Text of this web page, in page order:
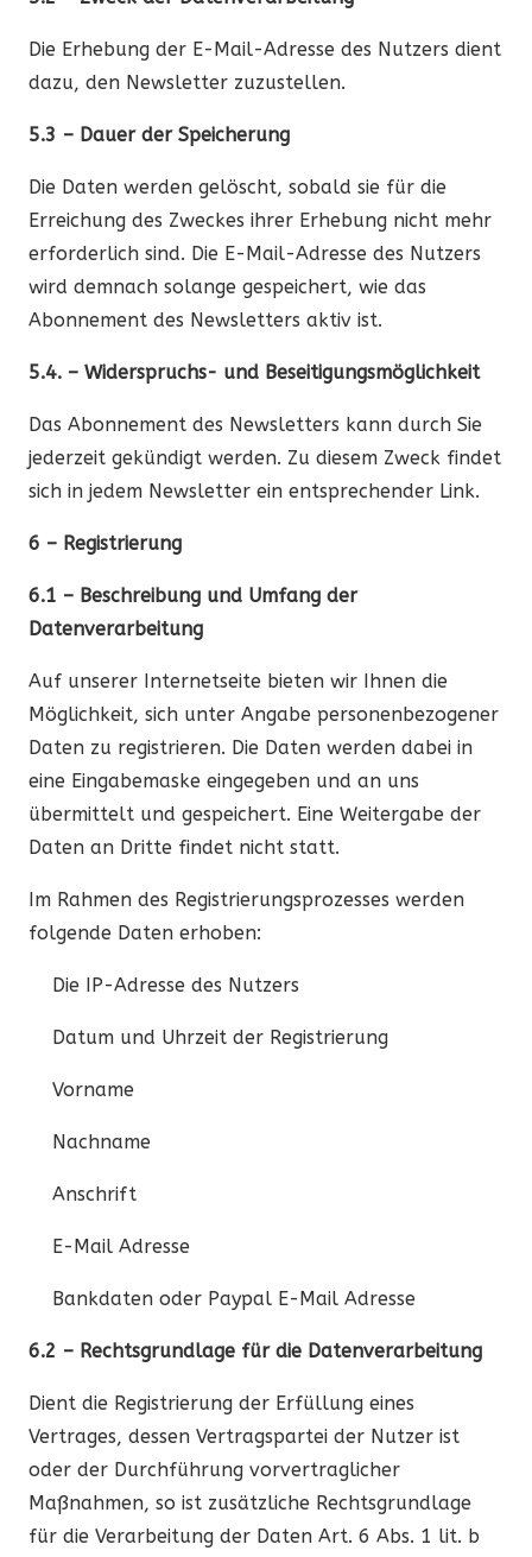
Die Erhebung der E-Mail-Adresse des Nutzers dient
dazu, den Newsletter zuzustellen.
5.3 – Dauer der Speicherung
Die Daten werden gelöscht, sobald sie für die
Erreichung des Zweckes ihrer Erhebung nicht mehr
erforderlich sind. Die E-Mail-Adresse des Nutzers
wird demnach solange gespeichert, wie das
Abonnement des Newsletters aktiv ist.
5.4. – Widerspruchs- und Beseitigungsmöglichkeit
Das Abonnement des Newsletters kann durch Sie
jederzeit gekündigt werden. Zu diesem Zweck findet
sich in jedem Newsletter ein entsprechender Link.
6 – Registrierung
6.1 – Beschreibung und Umfang der
Datenverarbeitung
Auf unserer Internetseite bieten wir Ihnen die
Möglichkeit, sich unter Angabe personenbezogener
Daten zu registrieren. Die Daten werden dabei in
eine Eingabemaske eingegeben und an uns
übermittelt und gespeichert. Eine Weitergabe der
Daten an Dritte findet nicht statt.
Im Rahmen des Registrierungsprozesses werden
folgende Daten erhoben:
Die IP-Adresse des Nutzers
Datum und Uhrzeit der Registrierung
Vorname
Nachname
Anschrift
E-Mail Adresse
Bankdaten oder Paypal E-Mail Adresse
6.2 – Rechtsgrundlage für die Datenverarbeitung
Dient die Registrierung der Erfüllung eines
Vertrages, dessen Vertragspartei der Nutzer ist
oder der Durchführung vorvertraglicher
Maßnahmen, so ist zusätzliche Rechtsgrundlage
für die Verarbeitung der Daten Art. 6 Abs. 1 lit. b